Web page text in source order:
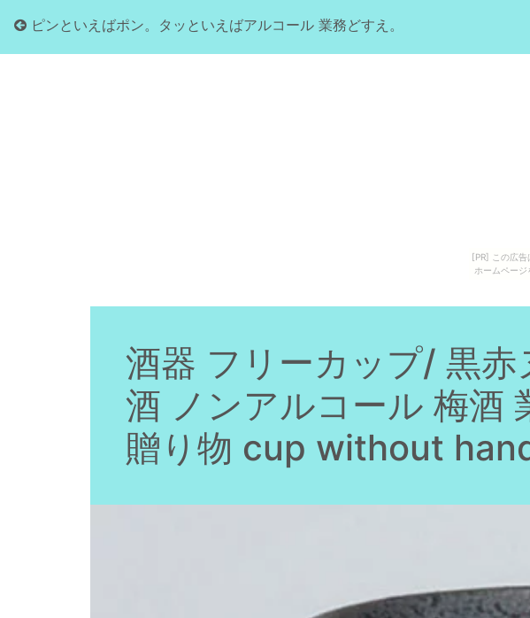
[PR] この広告
ホームページ
ピンといえばポン。タッといえばアルコール 業務どすえ。
酒器 フリーカップ/ 黒
酒 ノンアルコール 梅酒
贈り物 cup without